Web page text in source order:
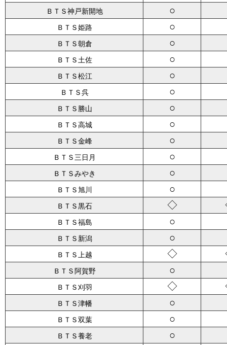
ＢＴＳ神戸新開地 ○
ＢＴＳ姫路 ○
ＢＴＳ朝倉 ○
ＢＴＳ土佐 ○
ＢＴＳ松江 ○
ＢＴＳ呉 ○
ＢＴＳ勝山 ○
ＢＴＳ高城 ○
ＢＴＳ金峰 ○
ＢＴＳ三日月 ○
ＢＴＳみやき ○
ＢＴＳ旭川 ○
ＢＴＳ黒石 ◇
ＢＴＳ福島 ○
ＢＴＳ新潟 ○
ＢＴＳ上越 ◇
ＢＴＳ阿賀野 ○
ＢＴＳ刈羽 ◇
ＢＴＳ津幡 ○
ＢＴＳ双葉 ○
ＢＴＳ養老 ○